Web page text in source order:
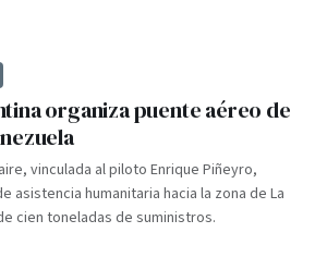
organiza puente aéreo de
vinculada al piloto Enrique Piñeyro,
asistencia humanitaria hacia la zona de La
cien toneladas de suministros.